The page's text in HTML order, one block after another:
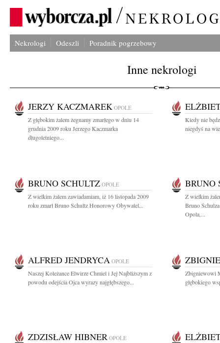
Nekrologi Odeszli Poradnik pogrzebowy
Inne nekrologi
JERZY KACZMAREK OPOLE
Z głębokim żalem żegnamy zmarłego w dniu 14
grudnia 2009 roku Jerzego Kaczmarka
długoletniego...
Kiedy nie
niegdyś na
BRUNO SCHULTZ OPOLE
Z wielkim żalem zawiadamiam, iż 16 listopada 2009
roku zmarł Bruno Schultz Honorowy Obywatel...
BRUNO
Z wielkim
Bruno
Opola,...
ALFRED JENDRYCA OPOLE
Naszej Koleżance Elwirze Chmiel i Jej Najbliższym z
powodu odejścia Ojca wyrazy najgłębszego...
Zbigniewowi
głębokiego
ZDZISŁAW HIBNER OPOLE